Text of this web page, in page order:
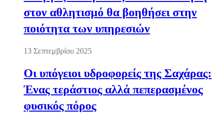
στον αθλητισμό θα βοηθήσει στην
ποιότητα των υπηρεσιών
13 Σεπτεμβρίου 2025
Οι υπόγειοι υδροφορείς της Σαχάρας:
Ένας τεράστιος αλλά πεπερασμένος
φυσικός πόρος